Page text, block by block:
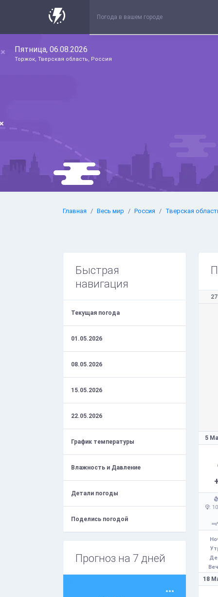
Пятница, 06.08.2026
Торжок, Тверская область, Россия
Главная Весь мир Россия Тверская
Быстрая
навигация
Текущая погода
01.05.2026
08.05.2026
15.05.2026
22.05.2026
График температуры
Влажность и Давление
Детали погоды
Поделись погодой
Прогноз на 7 дней
5
:
18